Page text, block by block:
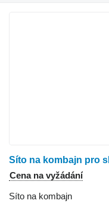
Síto na kombajn pro
Cena na vyžádání
Síto na kombajn